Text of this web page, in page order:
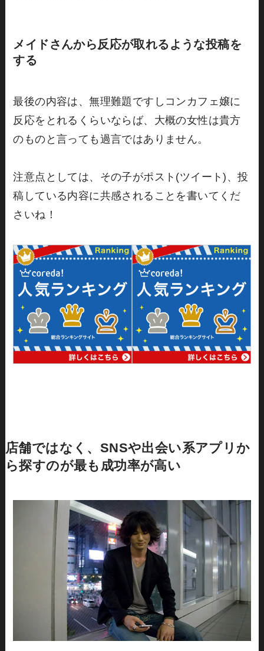
メイドさんから反応が取れるような投稿を
する
最後の内容は、無理難題ですしコンカフェ嬢に
反応をとれるくらいならば、大概の女性は貴方
のものと言っても過言ではありません。
注意点としては、その子がポスト(ツイート)、投
稿している内容に共感されることを書いてくだ
さいね！
店舗ではなく、SNSや出会い系アプリか
ら探すのが最も成功率が高い